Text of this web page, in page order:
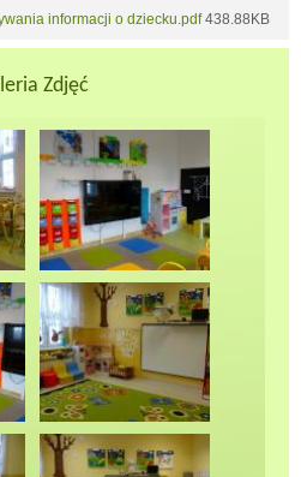
informacji o dziecku.pdf438.88KB
Zdjęć